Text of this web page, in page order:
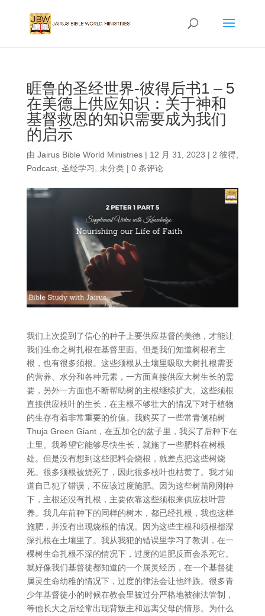
睚鲁的圣经世界-彼得后书1 – 5
在美德上供应知识：关于神和
基督救恩的知识需要成为我们
的启示
由 Jairus Bible World Ministries| 12 月 31, 2023 | 2 彼得,
Podcast, 圣经学习 未分类| 0 条评论
我们上次提到了信心的种子上要供应基督的美德，才能让
我们生命之树扎根在基督里面。但是我们知道树根有主
根，也有很多须根。这些须根从土壤里吸取大树扎根需要
的营养、水分和各种元素，一方面直接供应大树生长的需
要，另外一方面也不断帮助树的主根继续扩大。这些须根
直接供应枝叶的生长，在主根不够壮大的情况下对于植物
的生存有着非常重要的价值。我购买了一些常青侧柏树
Thuja Green Giant，在五加仑的盆子里，我买了后种下在
土里。我希望它能够尽快生长，就施了一些肥料在树根
处。但是没有想到这些肥料会烧根，就差点把这些树烧
死。很多须根被烧死了，因此很多枝叶也枯黄了。我才知
道自己犯了错误，不应该过度施肥。因为这些树苗刚刚种
下，主根还没有扎根，主要依靠这些须根来供应枝叶营
养。我几年前种下的同样的树木，都已经扎根，我也这样
施肥，并没有出现烧根的情况。因为这些主根和须根都深
深扎根在土壤里了。我从我犯的错误里学习了教训，在一
棵树生命扎根不深的情况下，过度的追肥反而会杀死它。
就好像我们基督徒都知道的一个属灵经历，在一个基督徒
属灵生命幼稚的情况下，过度的律法会让他绊跌。很多青
少年基督徒小的时候在教会里被过分严格地被律法管制，
等他长大之后经常出现背叛主和远离父母的情形。为什么